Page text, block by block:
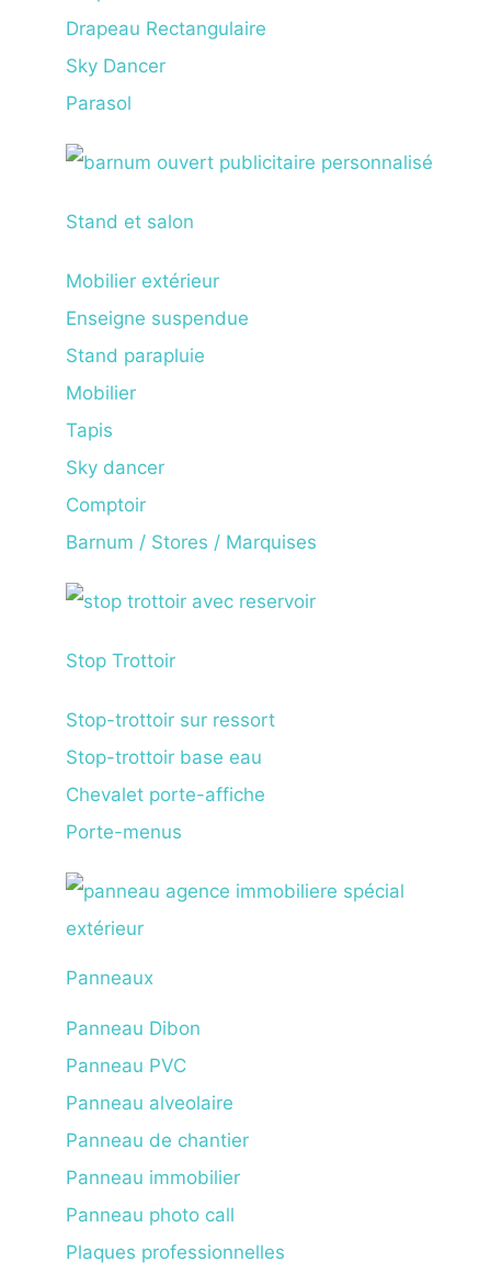
Drapeau Rectangulaire
Sky Dancer
Parasol
Stand et salon
Mobilier extérieur
Enseigne suspendue
Stand parapluie
Mobilier
Tapis
Sky dancer
Comptoir
Barnum / Stores / Marquises
Stop Trottoir
Stop-trottoir sur ressort
Stop-trottoir base eau
Chevalet porte-affiche
Porte-menus
Panneaux
Panneau Dibon
Panneau PVC
Panneau alveolaire
Panneau de chantier
Panneau immobilier
Panneau photo call
Plaques professionnelles